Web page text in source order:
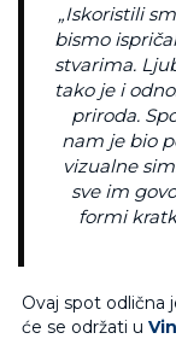
„Iskoristili
bismo
stvarima.
tako je i
priroda.
nam je bio
vizualne
sve im
formi
Ovaj spot odlična
će se održati u